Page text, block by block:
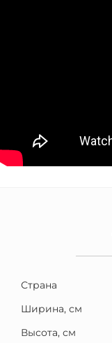
Страна
Ширина, см
Высота, см